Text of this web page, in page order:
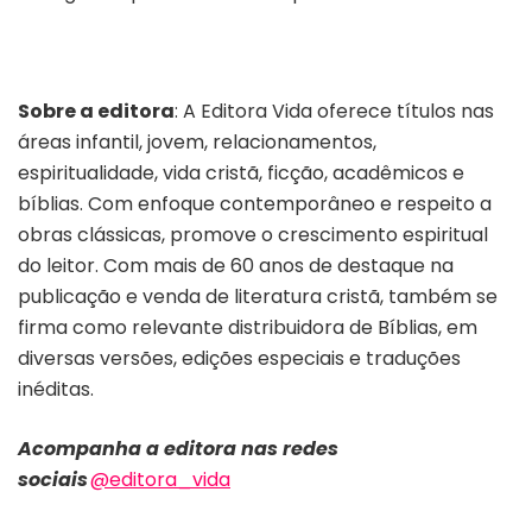
Sobre a editora: A Editora Vida oferece títulos nas
áreas infantil, jovem, relacionamentos,
espiritualidade, vida cristã, ficção, acadêmicos e
bíblias. Com enfoque contemporâneo e respeito a
obras clássicas, promove o crescimento espiritual
do leitor. Com mais de 60 anos de destaque na
publicação e venda de literatura cristã, também se
firma como relevante distribuidora de Bíblias, em
diversas versões, edições especiais e traduções
inéditas.
Acompanha a editora nas redes
sociais@editora_vida